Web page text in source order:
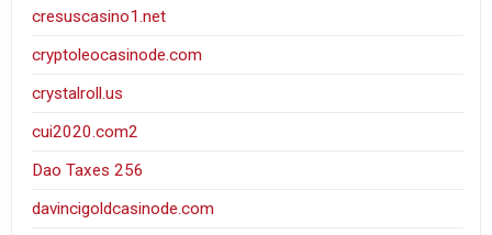
cresuscasino1.net
cryptoleocasinode.com
crystalroll.us
cui2020.com2
Dao Taxes 256
davincigoldcasinode.com